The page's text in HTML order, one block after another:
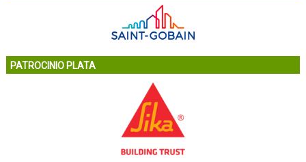
PATROCINIO PLATA